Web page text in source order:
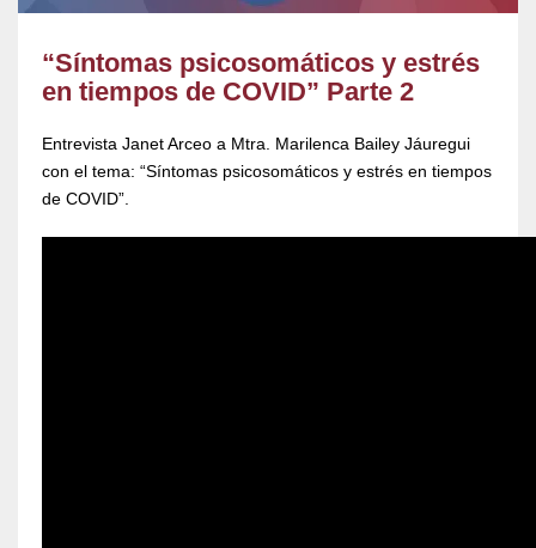
“Síntomas psicosomáticos y estrés
en tiempos de COVID” Parte 2
Entrevista Janet Arceo a Mtra. Marilenca Bailey Jáuregui
con el tema: “Síntomas psicosomáticos y estrés en tiempos
de COVID”.